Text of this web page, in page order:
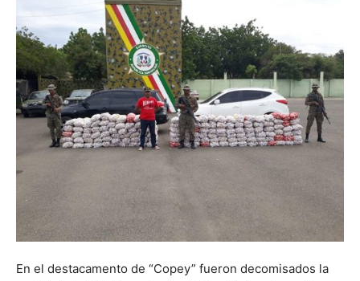
En el destacamento de “Copey” fueron decomisados la